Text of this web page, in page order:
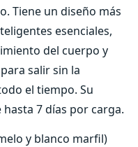
Tiene un diseño más
esenciales,
del cuerpo y
salir sin la
el tiempo. Su
7 días por carga.
y blanco marfil)